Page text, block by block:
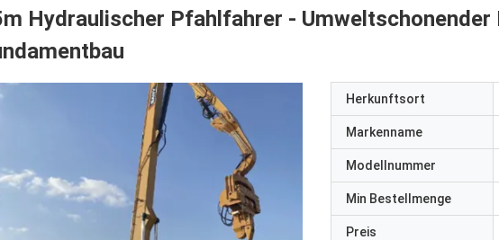
Hydraulischer Pfahlfahrer - Umweltschonender
Herkunftsort
Markenname
Modellnummer
Min Bestellmenge
Preis